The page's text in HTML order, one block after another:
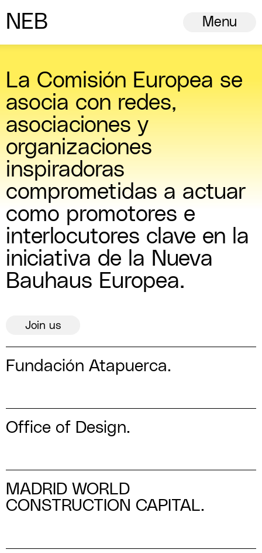
N ew
European
B Menu
La Comisión Europea se
asocia con redes,
asociaciones y
organizaciones
inspiradoras
comprometidas a actuar
como promotores e
interlocutores clave en la
iniciativa de la Nueva
Bauhaus Europea.
Join us
Fundación Atapuerca.
Office of Design.
MADRID WORLD
CONSTRUCTION CAPITAL.